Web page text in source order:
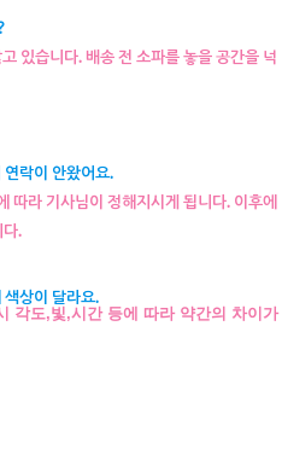
있습니다. 배송 전 소파를 놓을 공간을 넉
락이 안왔어요.
따라 기사님이 정해지시게 됩니다. 이후에
다.
상이 달라요.
각도,빛,시간 등에 따라 약간의 차이가